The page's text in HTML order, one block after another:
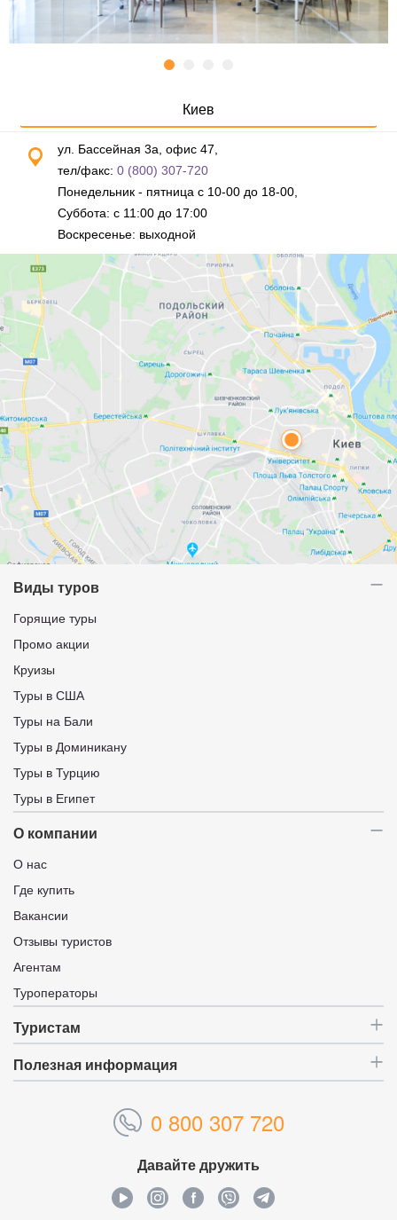
Киев
ул. Бассейная 3а, офис 47,
тел/факс: 0 (800) 307-720
Понедельник - пятница с 10-00 до 18-00,
Суббота: с 11:00 до 17:00
Воскресенье: выходной
Виды туров
Горящие туры
Промо акции
Круизы
Туры в США
Туры на Бали
Туры в Доминикану
Туры в Турцию
Туры в Египет
О компании
О нас
Где купить
Вакансии
Отзывы туристов
Агентам
Туроператоры
Туристам
Полезная информация
0 800 307 720
Давайте дружить